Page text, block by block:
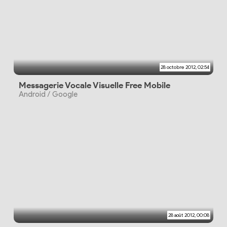
28 octobre 2012, 02:54
Messagerie Vocale Visuelle Free Mobile
Android / Google
28 août 2012, 00:08